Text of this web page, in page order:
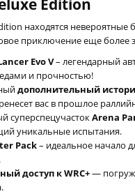
Edition
находятся невероятные
приключение еще
Evo V– легендарный
и прочностью!
дополнительный
вас в прошлое
суперспецучастокArena
уникальные испытания.
Pack– идеальное начало
доступ к WRC+—